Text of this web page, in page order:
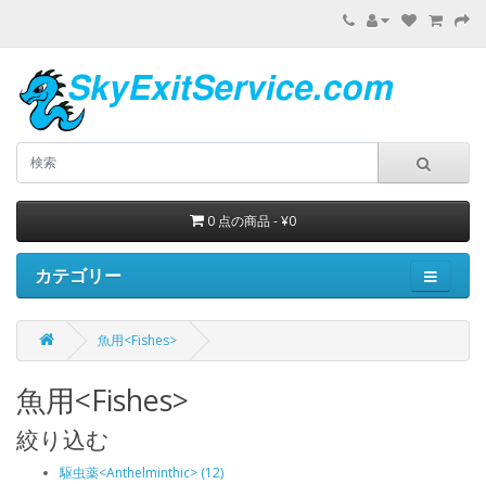
0 点の商品 - ¥0
カテゴリー
魚用<Fishes>
魚用<Fishes>
絞り込む
駆虫薬<Anthelminthic> (12)